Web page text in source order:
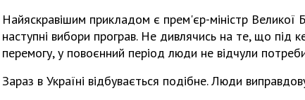
Найяскравішим прикладом є прем'єр-міністр Великої
наступні вибори програв. Не дивлячись на те, що під
перемогу, у повоєнний період люди не відчули
Зараз в Україні відбувається подібне. Люди